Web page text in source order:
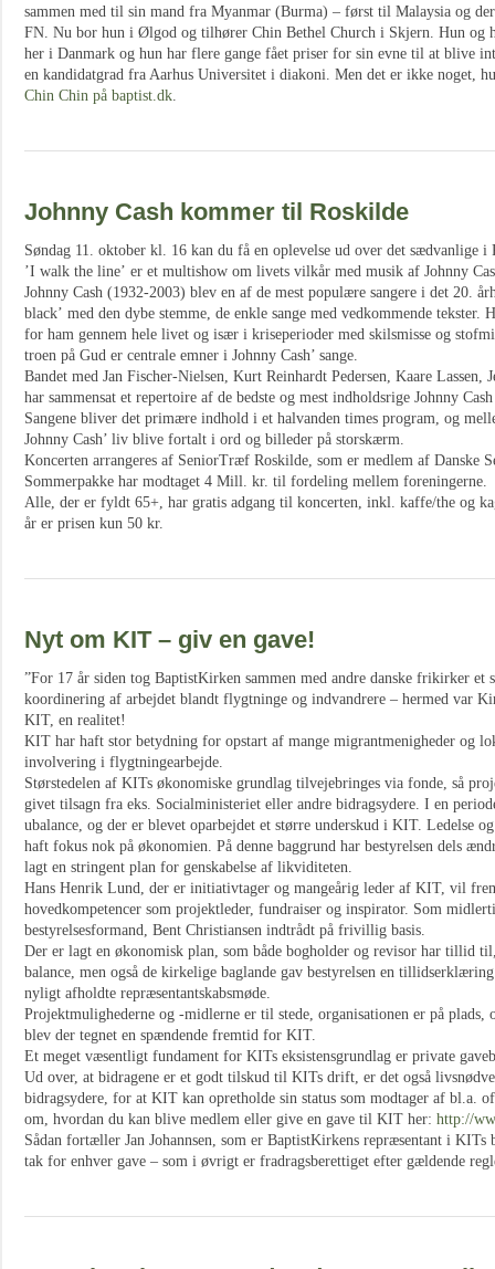
sammen med til sin mand fra Myanmar (Burma) – først til Malaysia og
FN. Nu bor hun i Ølgod og tilhører Chin Bethel Church i Skjern. Hun og
her i Danmark og hun har flere gange fået priser for sin evne til at blive
en kandidatgrad fra Aarhus Universitet i diakoni. Men det er ikke noget,
Chin Chin på baptist.dk.
Johnny Cash kommer til Roskilde
Søndag 11. oktober kl. 16 kan du få en oplevelse ud over det sædvanlige
’I walk the line’ er et multishow om livets vilkår med musik af Johnny
Johnny Cash (1932-2003) blev en af de mest populære sangere i det 20.
black’ med den dybe stemme, de enkle sange med vedkommende tekster.
for ham gennem hele livet og især i kriseperioder med skilsmisse og
troen på Gud er centrale emner i Johnny Cash’ sange.
Bandet med Jan Fischer-Nielsen, Kurt Reinhardt Pedersen, Kaare Lassen,
har sammensat et repertoire af de bedste og mest indholdsrige Johnny Cash
Sangene bliver det primære indhold i et halvanden times program, og
Johnny Cash’ liv blive fortalt i ord og billeder på storskærm.
Koncerten arrangeres af SeniorTræf Roskilde, som er medlem af Danske
Sommerpakke har modtaget 4 Mill. kr. til fordeling mellem foreningerne.
Alle, der er fyldt 65+, har gratis adgang til koncerten, inkl. kaffe/the og
år er prisen kun 50 kr.
Nyt om KIT – giv en gave!
”For 17 år siden tog BaptistKirken sammen med andre danske frikirker
koordinering af arbejdet blandt flygtninge og indvandrere – hermed var
KIT, en realitet!
KIT har haft stor betydning for opstart af mange migrantmenigheder og
involvering i flygtningearbejde.
Størstedelen af KITs økonomiske grundlag tilvejebringes via fonde, så
givet tilsagn fra eks. Socialministeriet eller andre bidragsydere. I en
ubalance, og der er blevet oparbejdet et større underskud i KIT. Ledelse
haft fokus nok på økonomien. På denne baggrund har bestyrelsen dels
lagt en stringent plan for genskabelse af likviditeten.
Hans Henrik Lund, der er initiativtager og mangeårig leder af KIT, vil
hovedkompetencer som projektleder, fundraiser og inspirator. Som
bestyrelsesformand, Bent Christiansen indtrådt på frivillig basis.
Der er lagt en økonomisk plan, som både bogholder og revisor har tillid
balance, men også de kirkelige baglande gav bestyrelsen en
nyligt afholdte repræsentantskabsmøde.
Projektmulighederne og -midlerne er til stede, organisationen er på plads,
blev der tegnet en spændende fremtid for KIT.
Et meget væsentligt fundament for KITs eksistensgrundlag er private
Ud over, at bidragene er et godt tilskud til KITs drift, er det også
bidragsydere, for at KIT kan opretholde sin status som modtager af bl.a.
om, hvordan du kan blive medlem eller give en gave til KIT her: http://
Sådan fortæller Jan Johannsen, som er BaptistKirkens repræsentant i KITs
tak for enhver gave – som i øvrigt er fradragsberettiget efter gældende